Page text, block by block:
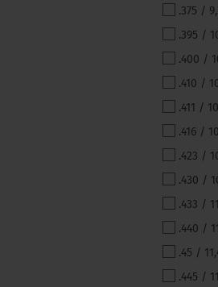
.375 /
.395 /
.400 /
.410 /
.411 /
.416 /
.423 /
.430 /
.433 /
.440 /
.45 /
.445 /